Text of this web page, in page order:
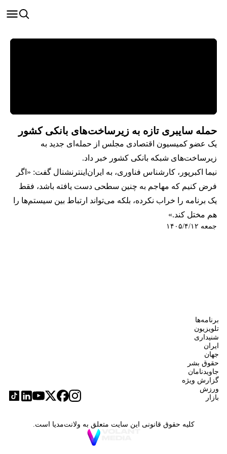
حمله سایبری تازه به زیرساخت‌های بانکی کشور
یک عضو کمیسیون اقتصادی مجلس از حمله‌ای جدید به
زیرساخت‌های شبکه بانکی کشور خبر داد.
نیما اکبرپور، کارشناس فناوری، به ایران‌اینترنشنال گفت: «اگر
فرض کنیم که مهاجم به چنین سطحی دست یافته باشد، فقط
یک برنامه را خراب نکرده، بلکه می‌تواند ارتباط بین سیستم‌ها را
هم مختل کند.»
جمعه ۱۴۰۵/۴/۱۲
برنامه‌ها
تلویزیون
شنیداری
ایران
جهان
حقوق بشر
جاویدنامان
گزارش ویژه
ورزش
بازار
کلیه حقوق قانونی این سایت متعلق به ولانت‌مدیا است.